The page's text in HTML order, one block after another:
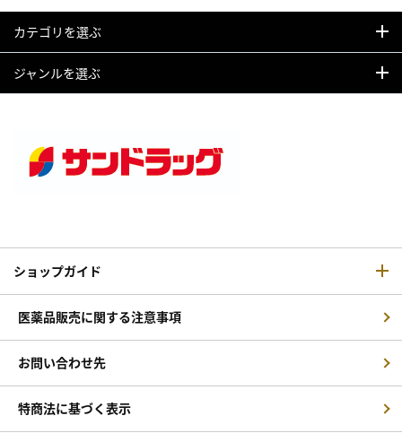
カテゴリを選ぶ
ジャンルを選ぶ
ショップガイド
医薬品販売に関する注意事項
お問い合わせ先
特商法に基づく表示